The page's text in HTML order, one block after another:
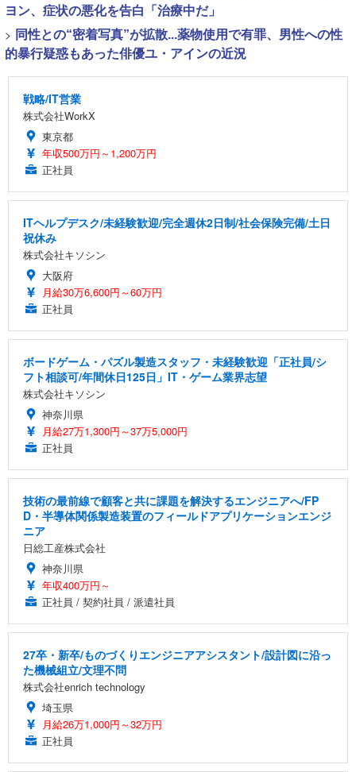
ヨン、症状の悪化を告白「治療中だ」
> 同性との“密着写真”が拡散...薬物使用で有罪、男性への性
的暴行疑惑もあった俳優ユ・アインの近況
戦略/IT営業
株式会社WorkX
東京都
年収500万円～1,200万円
正社員
ITヘルプデスク/未経験歓迎/完全週休2日制/社会保険完備/土日
祝休み
株式会社キソシン
大阪府
月給30万6,600円～60万円
正社員
ボードゲーム・パズル製造スタッフ・未経験歓迎「正社員/シ
フト相談可/年間休日125日」IT・ゲーム業界志望
株式会社キソシン
神奈川県
月給27万1,300円～37万5,000円
正社員
技術の最前線で顧客と共に課題を解決するエンジニアへ/FP
D・半導体関係製造装置のフィールドアプリケーションエンジ
ニア
日総工産株式会社
神奈川県
年収400万円～
正社員 / 契約社員 / 派遣社員
27卒・新卒/ものづくりエンジニアアシスタント/設計図に沿っ
た機械組立/文理不問
株式会社enrich technology
埼玉県
月給26万1,000円～32万円
正社員